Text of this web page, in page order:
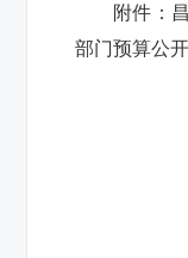
附件：
部门预算公